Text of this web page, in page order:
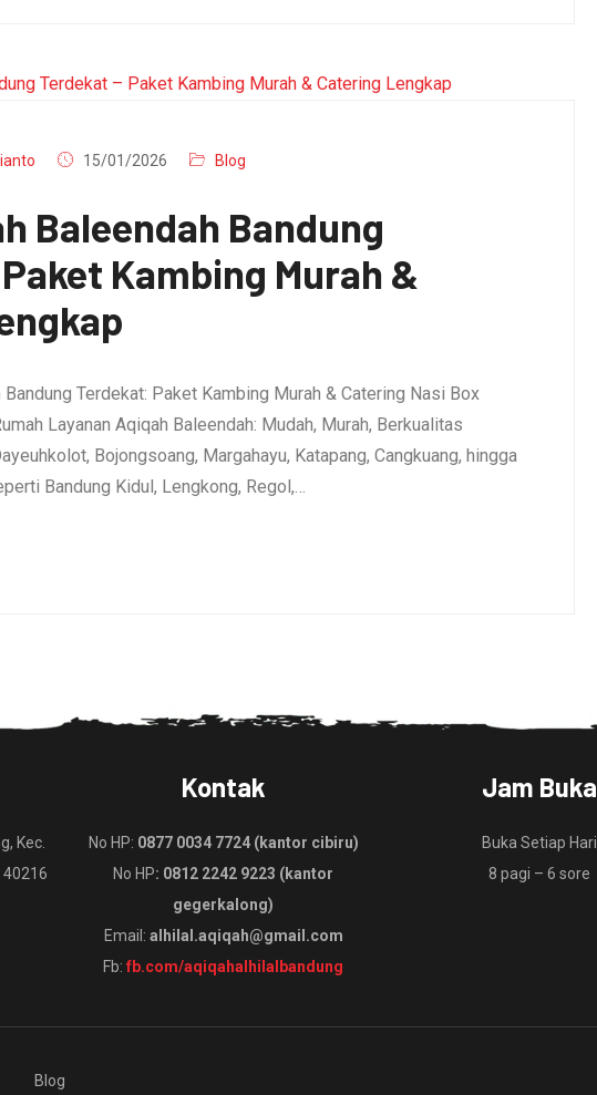
15/01/2026 Blog
Baleendah Bandung
Kambing Murah &
Terdekat: Paket Kambing Murah & Catering Nasi Box
Layanan Aqiqah Baleendah: Mudah, Murah, Berkualitas
Bojongsoang, Margahayu, Katapang, Cangkuang, hingga
Bandung Kidul, Lengkong, Regol,…
Kec.
40216
Kontak
No HP: 0877 0034 7724 (kantor cibiru)
No HP: 0812 2242 9223 (kantor
gegerkalong)
Email: alhilal.aqiqah@gmail.com
Fb: fb.com/aqiqahalhilalbandung
Jam Buka
Buka Setiap Hari
8 pagi – 6 sore
Blog